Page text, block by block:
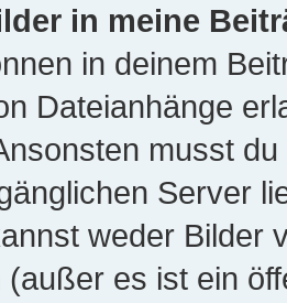
in meine
in deinem
Dateianhänge
musst
Server
weder Bilder
(außer es ist ein